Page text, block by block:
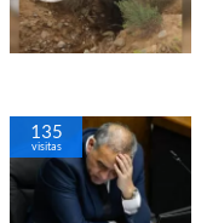
135
visitas